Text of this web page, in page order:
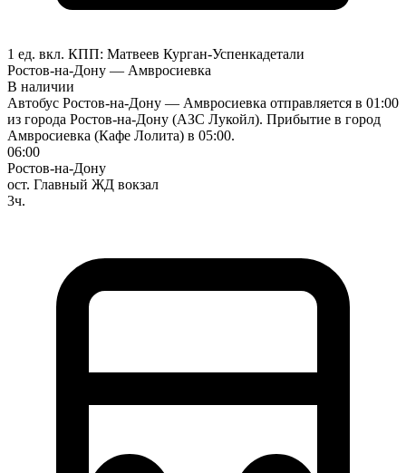
1 ед. вкл. КПП: Матвеев Курган-Успенкадетали
Ростов-на-Дону — Амвросиевка
В наличии
Автобус Ростов-на-Дону — Амвросиевка отправляется в 01:00
из города Ростов-на-Дону (АЗС Лукойл). Прибытие в город
Амвросиевка (Кафе Лолита) в 05:00.
06:00
Ростов-на-Дону
ост. Главный ЖД вокзал
3ч.